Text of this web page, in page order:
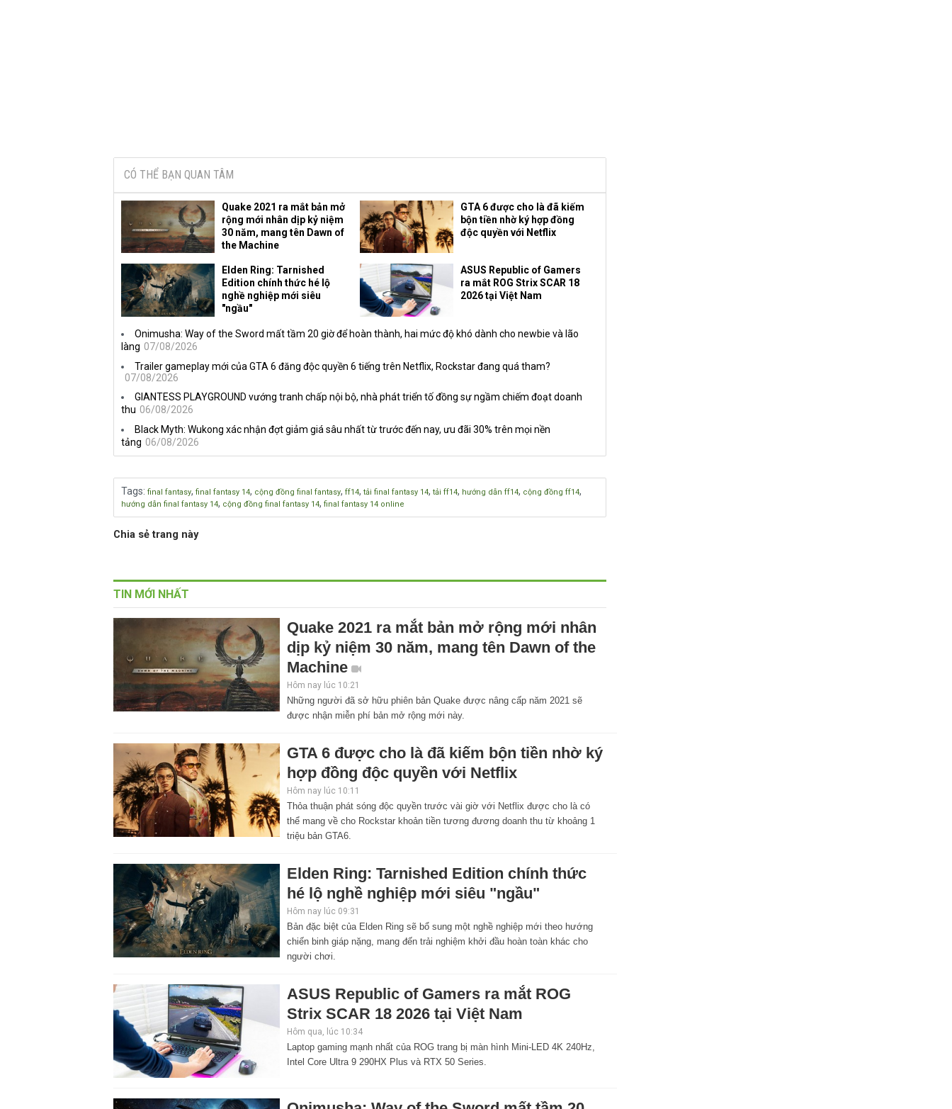
CÓ THỂ BẠN QUAN TÂM
Quake 2021 ra mắt bản mở
rộng mới nhân dịp kỷ niệm
30 năm, mang tên Dawn of
the Machine
GTA 6 được cho là đã kiếm
bộn tiền nhờ ký hợp đồng
độc quyền với Netflix
Elden Ring: Tarnished
Edition chính thức hé lộ
nghề nghiệp mới siêu
"ngầu"
ASUS Republic of Gamers
ra mắt ROG Strix SCAR 18
2026 tại Việt Nam
Onimusha: Way of the Sword mất tầm 20 giờ để hoàn thành, hai mức độ khó dành cho newbie và lão
làng 07/08/2026
Trailer gameplay mới của GTA 6 đăng độc quyền 6 tiếng trên Netflix, Rockstar đang quá tham?
07/08/2026
GIANTESS PLAYGROUND vướng tranh chấp nội bộ, nhà phát triển tố đồng sự ngầm chiếm đoạt doanh
thu 06/08/2026
Black Myth: Wukong xác nhận đợt giảm giá sâu nhất từ trước đến nay, ưu đãi 30% trên mọi nền
tảng 06/08/2026
Tags: final fantasy, final fantasy 14, cộng đồng final fantasy, ff14, tải final fantasy 14, tải ff14, hướng dẫn ff14, cộng đồng ff14,
hướng dẫn final fantasy 14, cộng đồng final fantasy 14, final fantasy 14 online
Chia sẻ trang này
TIN MỚI NHẤT
Quake 2021 ra mắt bản mở rộng mới nhân
dịp kỷ niệm 30 năm, mang tên Dawn of the
Machine
Hôm nay lúc 10:21
Những người đã sở hữu phiên bản Quake được nâng cấp năm 2021 sẽ
được nhận miễn phí bản mở rộng mới này.
GTA 6 được cho là đã kiếm bộn tiền nhờ ký
hợp đồng độc quyền với Netflix
Hôm nay lúc 10:11
Thỏa thuận phát sóng độc quyền trước vài giờ với Netflix được cho là có
thể mang về cho Rockstar khoản tiền tương đương doanh thu từ khoảng 1
triệu bản GTA6.
Elden Ring: Tarnished Edition chính thức
hé lộ nghề nghiệp mới siêu "ngầu"
Hôm nay lúc 09:31
Bản đặc biệt của Elden Ring sẽ bổ sung một nghề nghiệp mới theo hướng
chiến binh giáp nặng, mang đến trải nghiệm khởi đầu hoàn toàn khác cho
người chơi.
ASUS Republic of Gamers ra mắt ROG
Strix SCAR 18 2026 tại Việt Nam
Hôm qua, lúc 10:34
Laptop gaming mạnh nhất của ROG trang bị màn hình Mini-LED 4K 240Hz,
Intel Core Ultra 9 290HX Plus và RTX 50 Series.